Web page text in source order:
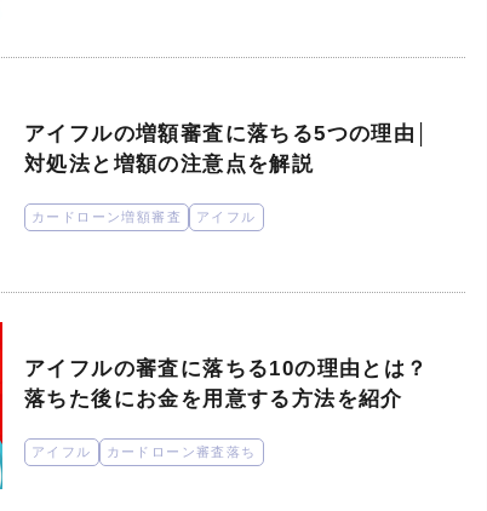
アイフルの増額審査に落ちる5つの理由│
対処法と増額の注意点を解説
カードローン増額審査 アイフル
アイフルの審査に落ちる10の理由とは？
落ちた後にお金を用意する方法を紹介
アイフル カードローン審査落ち